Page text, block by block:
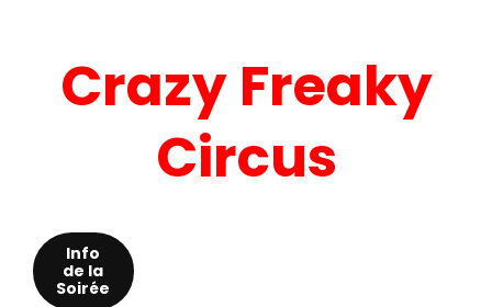
Crazy Freaky
Circus
Info
de la
Soirée